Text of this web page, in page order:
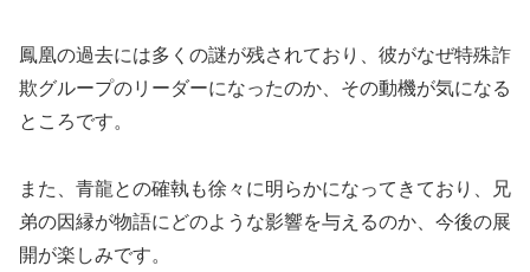
鳳凰の過去には多くの謎が残されており、彼がなぜ特殊詐
欺グループのリーダーになったのか、その動機が気になる
ところです。
また、青龍との確執も徐々に明らかになってきており、兄
弟の因縁が物語にどのような影響を与えるのか、今後の展
開が楽しみです。